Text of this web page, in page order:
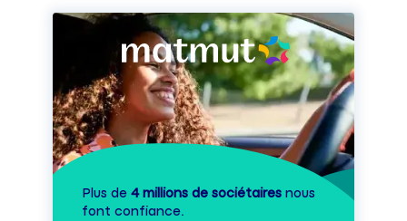
Plus de 4 millions de sociétaires nous
font confiance.